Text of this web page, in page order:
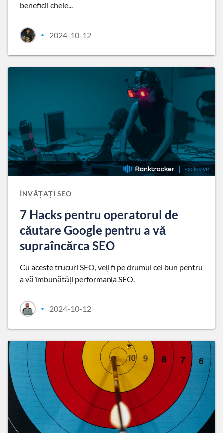
beneficii cheie...
• 2024-10-12
ÎNVĂȚAȚI SEO
7 Hacks pentru operatorul de
căutare Google pentru a vă
supraîncărca SEO
Cu aceste trucuri SEO, veți fi pe drumul cel bun pentru
a vă îmbunătăți performanța SEO.
• 2024-10-12